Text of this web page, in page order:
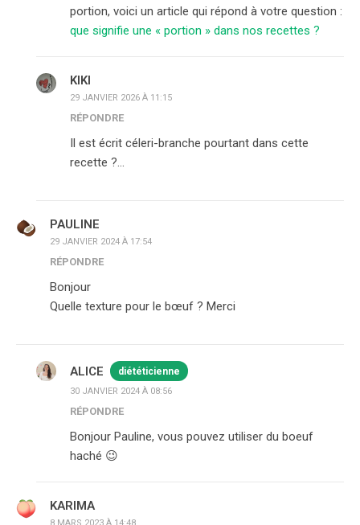
portion, voici un article qui répond à votre question :
que signifie une « portion » dans nos recettes ?
KIKI
29 JANVIER 2026 À 11:15
RÉPONDRE
Il est écrit céleri-branche pourtant dans cette
recette ?…
PAULINE
29 JANVIER 2024 À 17:54
RÉPONDRE
Bonjour
Quelle texture pour le bœuf ? Merci
ALICE diététicienne
30 JANVIER 2024 À 08:56
RÉPONDRE
Bonjour Pauline, vous pouvez utiliser du boeuf
haché 😉
KARIMA